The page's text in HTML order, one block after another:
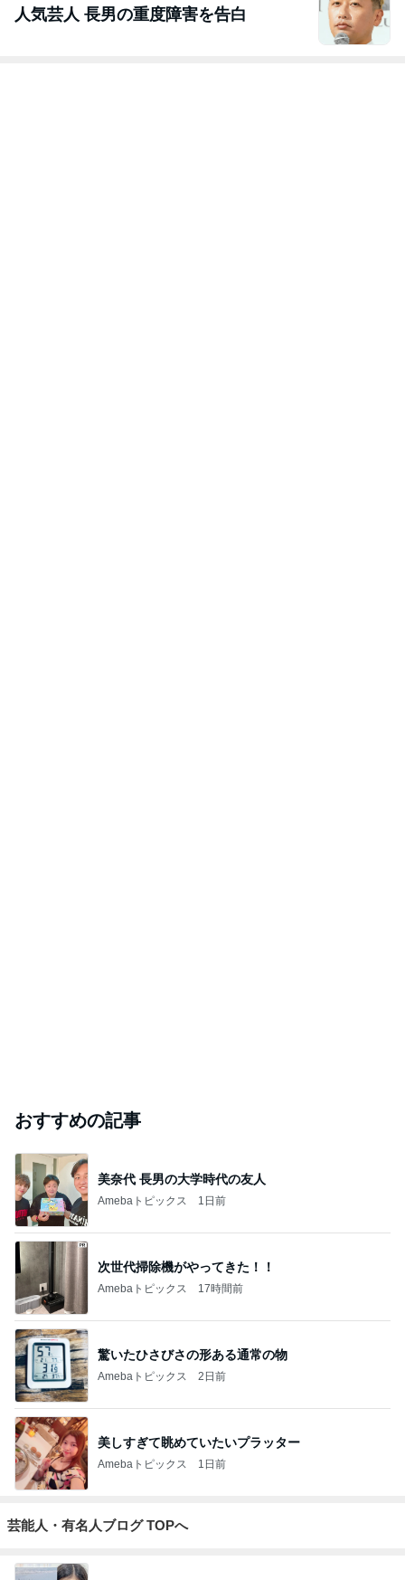
人気芸人 長男の重度障害を告白
おすすめの記事
美奈代 長男の大学時代の友人
Amebaトピックス 1日前
次世代掃除機がやってきた！！
Amebaトピックス 17時間前
驚いたひさびさの形ある通常の物
Amebaトピックス 2日前
美しすぎて眺めていたいプラッター
Amebaトピックス 1日前
芸能人・有名人ブログ TOPへ